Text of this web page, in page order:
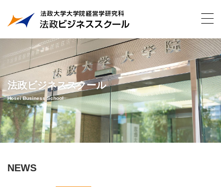
法政ビジネススクール
Hosei Business School
NEWS